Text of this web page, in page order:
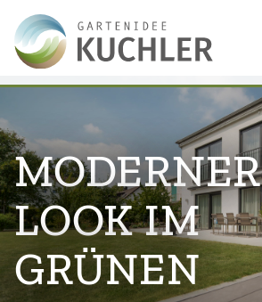
MODERNER
LOOK IM
GRÜNEN